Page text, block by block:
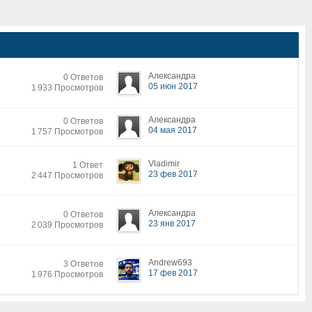
0 Ответов
1 933 Просмотров
Александра
05 июн 2017
0 Ответов
1 757 Просмотров
Александра
04 мая 2017
1 Ответ
2 447 Просмотров
Vladimir
23 фев 2017
0 Ответов
2 039 Просмотров
Александра
23 янв 2017
3 Ответов
1 976 Просмотров
Andrew693
17 фев 2017